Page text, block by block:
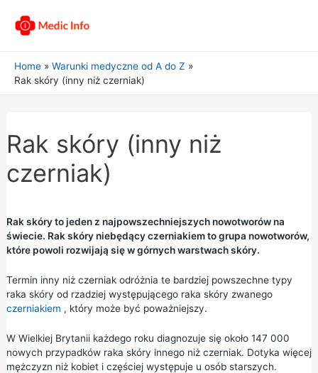
Home
Warunki medyczne od A do Z
Rak skóry (inny niż czerniak)
Rak skóry (inny niż
czerniak)
Rak skóry to jeden z najpowszechniejszych nowotworów na
świecie. Rak skóry niebędący czerniakiem to grupa nowotworów,
które powoli rozwijają się w górnych warstwach skóry.
Termin inny niż czerniak odróżnia te bardziej powszechne typy
raka skóry od rzadziej występującego raka skóry zwanego
czerniakiem , który może być poważniejszy.
W Wielkiej Brytanii każdego roku diagnozuje się około 147 000
nowych przypadków raka skóry innego niż czerniak. Dotyka więcej
mężczyzn niż kobiet i częściej występuje u osób starszych.